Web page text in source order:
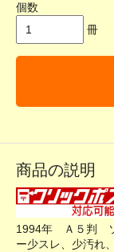
個数
冊
商品の説明
1994年 Ａ５判
ー少スレ、少汚れ